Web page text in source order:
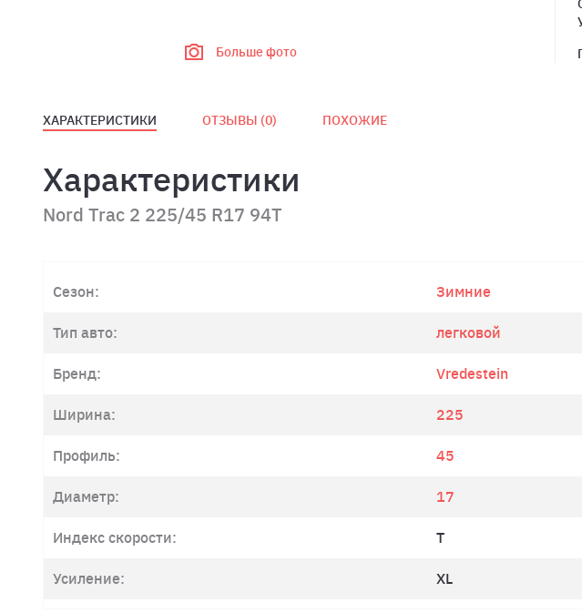
Больше фото
ХАРАКТЕРИСТИКИ ОТЗЫВЫ (0) ПОХОЖИЕ
Характеристики
Nord Trac 2 225/45 R17 94T
Сезон: Зимние
Тип авто: легковой
Бренд: Vredestein
Ширина: 225
Профиль: 45
Диаметр: 17
Индекс скорости: T
Усиление: XL